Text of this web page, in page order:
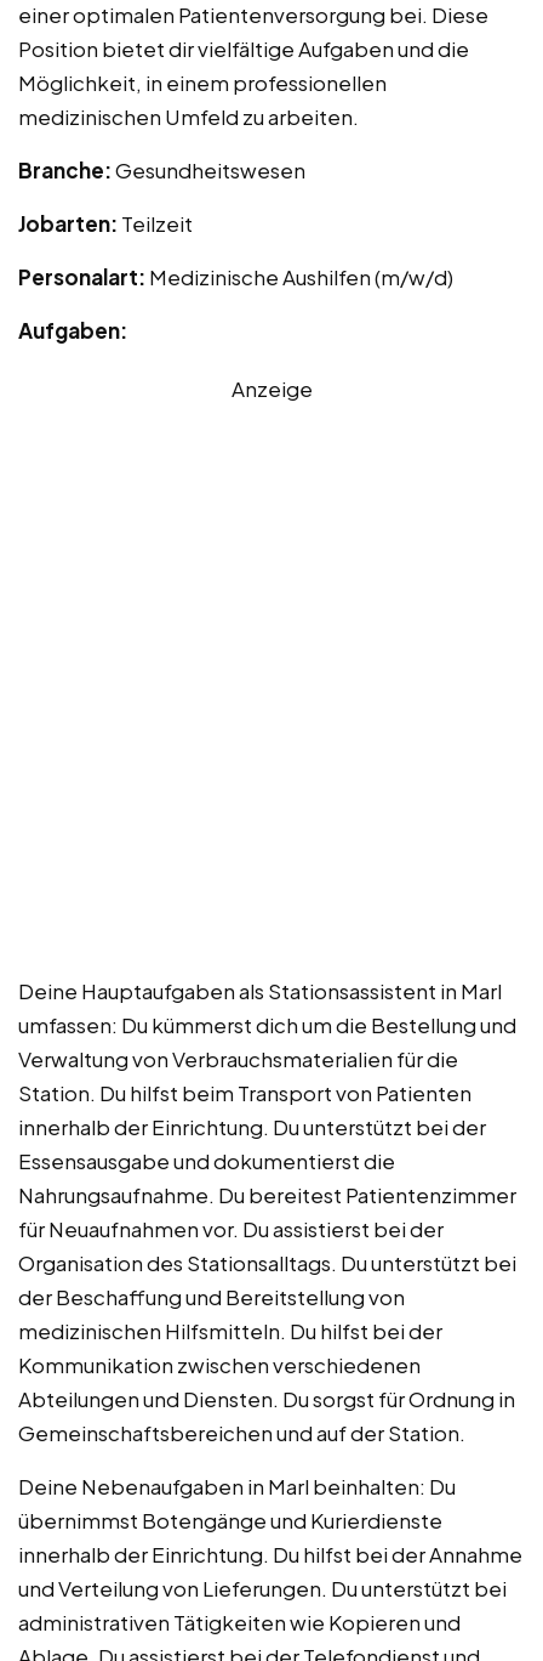
einer optimalen Patientenversorgung bei. Diese
Position bietet dir vielfältige Aufgaben und die
Möglichkeit, in einem professionellen
medizinischen Umfeld zu arbeiten.
Branche:Gesundheitswesen
Jobarten: Teilzeit
Personalart: Medizinische Aushilfen (m/w/d)
Aufgaben:
Anzeige
Deine Hauptaufgaben als Stationsassistent in Marl
umfassen: Du kümmerst dich um die Bestellung und
Verwaltung von Verbrauchsmaterialien für die
Station. Du hilfst beim Transport von Patienten
innerhalb der Einrichtung. Du unterstützt bei der
Essensausgabe und dokumentierst die
Nahrungsaufnahme. Du bereitest Patientenzimmer
für Neuaufnahmen vor. Du assistierst bei der
Organisation des Stationsalltags. Du unterstützt bei
der Beschaffung und Bereitstellung von
medizinischen Hilfsmitteln. Du hilfst bei der
Kommunikation zwischen verschiedenen
Abteilungen und Diensten. Du sorgst für Ordnung in
Gemeinschaftsbereichen und auf der Station.
Deine Nebenaufgaben in Marl beinhalten: Du
übernimmst Botengänge und Kurierdienste
innerhalb der Einrichtung. Du hilfst bei der Annahme
und Verteilung von Lieferungen. Du unterstützt bei
administrativen Tätigkeiten wie Kopieren und